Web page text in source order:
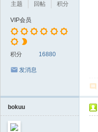
主题
回帖
积分
VIP会员
积分 16880
发消息
bokuu